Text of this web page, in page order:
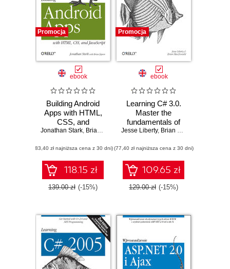
Promocja
ebook
Building Android
Apps with HTML,
CSS, and
JavaScript. Making
Standards-Based
Web Tools. 2nd
Edition
Jonathan Stark, Brian Jepson ,Brian MacDonald
(83,40 zł najniższa cena z 30 dni)
118.15 zł
139.00 zł (-15%)
Promocja
ebook
Learning C# 3.0.
Master the
fundamentals of
C# 3.0
Jesse Liberty, Brian MacDonald
(77,40 zł najniższa cena z 30 dni)
109.65 zł
129.00 zł (-15%)